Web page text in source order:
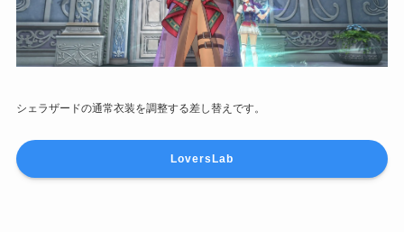
シェラザードの通常衣装を調整する差し替えです。
LoversLab